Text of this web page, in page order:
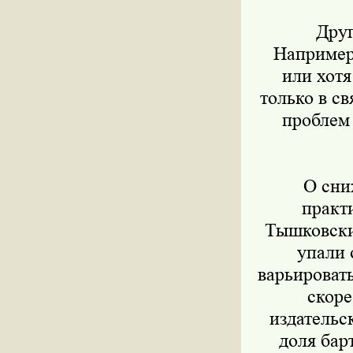
или
только в
О
упали
доля